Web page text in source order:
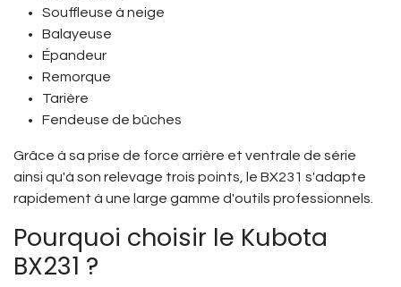
Souffleuse à neige
Balayeuse
Épandeur
Remorque
Tarière
Fendeuse de bûches
Grâce à sa prise de force arrière et ventrale de série
ainsi qu'à son relevage trois points, le BX231 s'adapte
rapidement à une large gamme d'outils professionnels.
Pourquoi choisir le Kubota
BX231 ?